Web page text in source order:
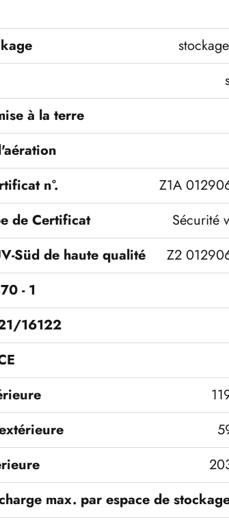
à la terre
n°.
Z1A
de Certificat
Sécurité
Süd de haute qualité
Z2
- 1
16122
max. par espace de